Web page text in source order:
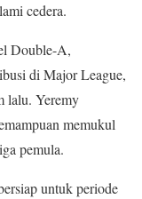
cedera.
Double-A,
di Major League,
lalu. Yeremy
memukul
pemula.
untuk periode